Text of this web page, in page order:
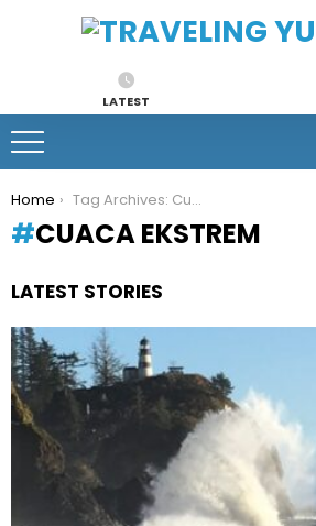
LATEST
You are here:
Home Tag Archives: Cuaca Ekstrem
CUACA EKSTREM
LATEST STORIES